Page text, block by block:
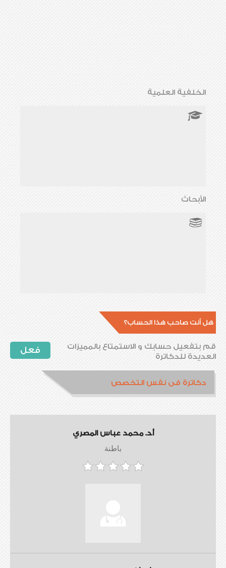
الخلفية العلمية
الأبحاث
هل أنت صاحب هذا الحساب؟
فعل
قم بتفعيل حسابك و الاستمتاع بالمميزات
العديدة للدكاترة
دكاترة فى نفس التخصص
أ.د. محمد عباس المصري
باطنة